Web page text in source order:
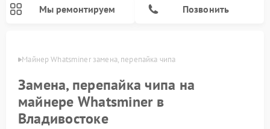
Мы ремонтируем Позвонить
Майнер Whatsminer замена, перепайка чипа
Замена, перепайка чипа на
майнере Whatsminer в
Владивостоке